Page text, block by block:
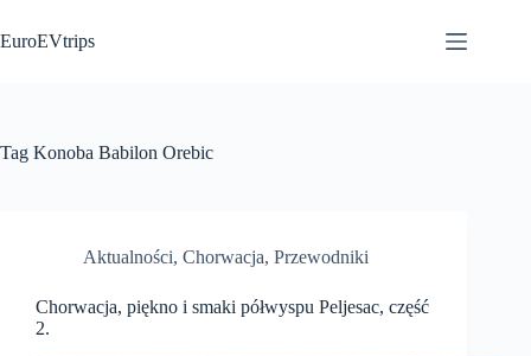
do
treści
EuroEVtrips
Tag Konoba Babilon Orebic
Aktualności, Chorwacja, Przewodniki
Chorwacja, piękno i smaki półwyspu Peljesac, część
2.